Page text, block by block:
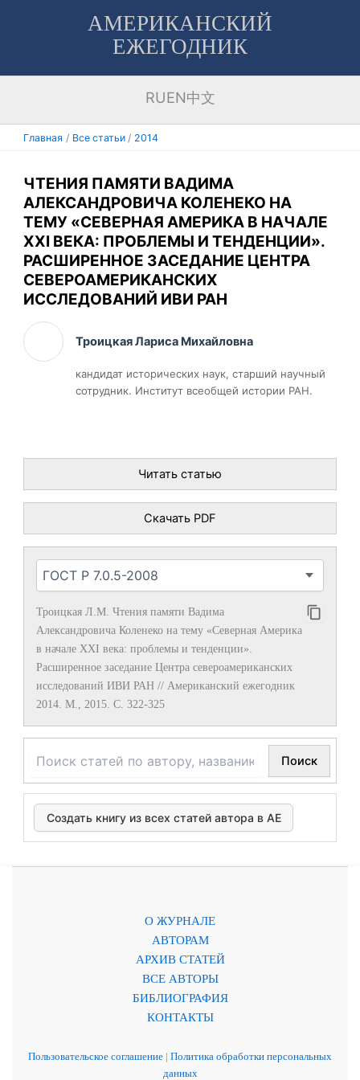
АМЕРИКАНСКИЙ
ЕЖЕГОДНИК
RUEN中文
Главная Все статьи 2014
ЧТЕНИЯ ПАМЯТИ ВАДИМА
АЛЕКСАНДРОВИЧА КОЛЕНЕКО НА
ТЕМУ «СЕВЕРНАЯ АМЕРИКА В НАЧАЛЕ
XXI ВЕКА: ПРОБЛЕМЫ И ТЕНДЕНЦИИ».
РАСШИРЕННОЕ ЗАСЕДАНИЕ ЦЕНТРА
СЕВЕРОАМЕРИКАНСКИХ
ИССЛЕДОВАНИЙ ИВИ РАН
Троицкая Лариса Михайловна
кандидат исторических наук, старший научный
сотрудник. Институт всеобщей истории РАН.
Читать статью
Скачать PDF
Троицкая Л.М. Чтения памяти Вадима
Александровича Коленеко на тему «Северная Америка
в начале XXI века: проблемы и тенденции».
Расширенное заседание Центра североамериканских
исследований ИВИ РАН // Американский ежегодник
2014. М., 2015. С. 322-325
Поиск
Создать книгу из всех статей автора в АЕ
О ЖУРНАЛЕ
АВТОРАМ
АРХИВ СТАТЕЙ
ВСЕ АВТОРЫ
БИБЛИОГРАФИЯ
КОНТАКТЫ
Пользовательское соглашение | Политика обработки персональных
данных